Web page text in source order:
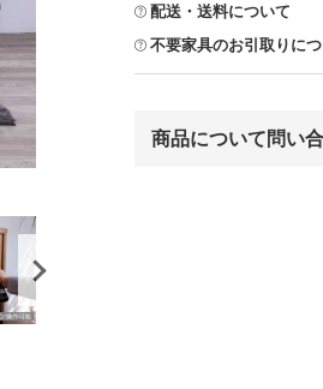
配送・送料について
不要家具のお引取りに
商品について問い